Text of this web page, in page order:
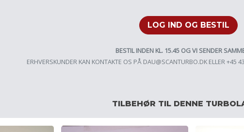
LOG IND OG BESTIL
BESTIL INDEN KL. 15.45 OG VI SENDER
ERHVERSKUNDER KAN KONTAKTE OS PÅ DAU@SCANTURBO.DK ELLER +45
TILBEHØR TIL DENNE